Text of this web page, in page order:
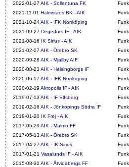
2022-01-27 AIK - Sollentuna FK
2021-11-01 Halmstads BK - AIK
2021-10-24AIK - IFK Norrköping
2021-09-27 Degerfors IF - AIK
2021-08-16 IK Sirius - AIK
2021-02-07 AIK - Örebro SK
2020-09-28 AIK - Mjällby AIF
2020-08-23 AIK - Helsingborgs IF
2020-06-17 AIK - IFK Norrköping
2020-02-19 Akropolis IF - AIK
2019-07-13 AIK - IF Elfsborg
2019-02-16 AIK - Jönköpings Södra IF
2018-01-20 IK Frej - AIK
2017-05-29 AIK - Malmö FF
2017-05-13 AIK - Örebro SK
2017-04-27 AIK - IK Sirius
2017-01-21 Vasalunds IF - AIK
2015-08-30AIK - Åtvidabergs FF